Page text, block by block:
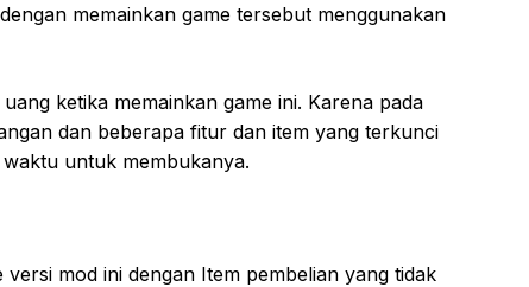
memainkan game tersebut menggunakan
ketika memainkan game ini. Karena pada
dan beberapa fitur dan item yang terkunci
untuk membukanya.
mod ini dengan Item pembelian yang tidak